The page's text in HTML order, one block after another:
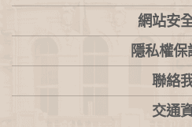
網站安
隱私權保
聯絡
交通